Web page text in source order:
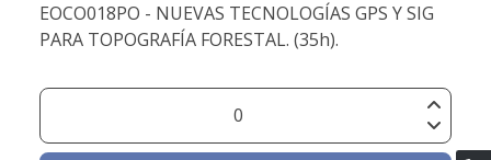
EOCO018PO - NUEVAS TECNOLOGÍAS GPS Y SIG
PARA TOPOGRAFÍA FORESTAL. (35h).